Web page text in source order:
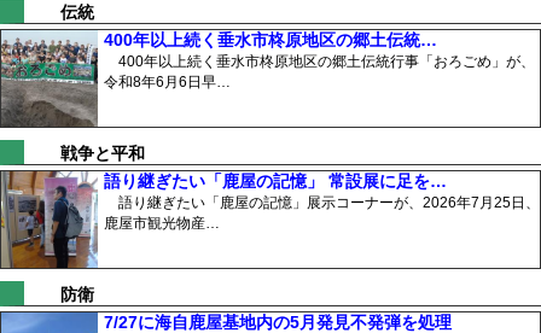
伝統
400年以上続く垂水市柊原地区の郷土伝統…
400年以上続く垂水市柊原地区の郷土伝統行事「おろごめ」が、
令和8年6月6日早…
戦争と平和
語り継ぎたい「鹿屋の記憶」 常設展に足を…
語り継ぎたい「鹿屋の記憶」展示コーナーが、2026年7月25日、
鹿屋市観光物産…
防衛
7/27に海自鹿屋基地内の5月発見不発弾を処理